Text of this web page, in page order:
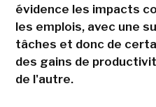
évidence les impacts
les emplois, avec une
tâches et donc de
des gains de
de l'autre.